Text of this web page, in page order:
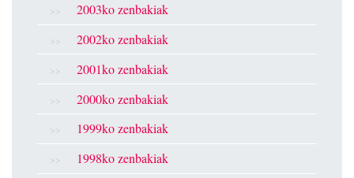
2003ko zenbakiak
2002ko zenbakiak
2001ko zenbakiak
2000ko zenbakiak
1999ko zenbakiak
1998ko zenbakiak